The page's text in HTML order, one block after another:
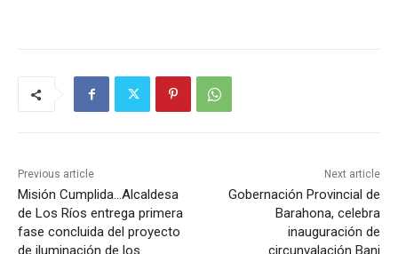
Previous article
Misión Cumplida…Alcaldesa
de Los Ríos entrega primera
fase concluida del proyecto
de iluminación de los
Next article
Gobernación Provincial de
Barahona, celebra
inauguración de
circunvalación Bani